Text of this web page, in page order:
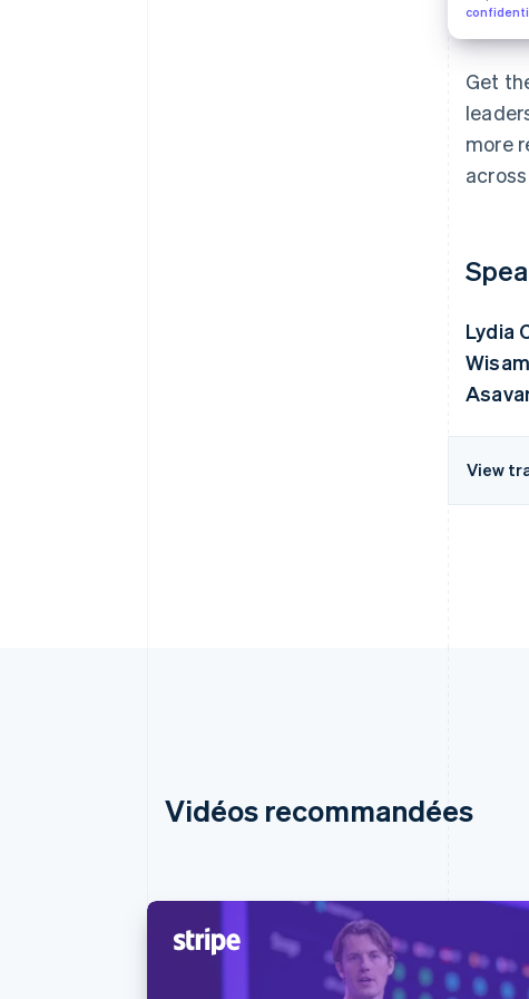
Get
more
Lydia
View
Vidéos recommandées